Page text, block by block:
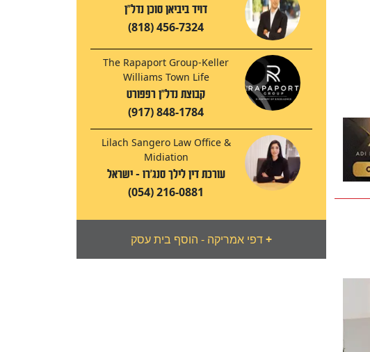
דויד ביביאן סוכן נדל"ן
(818) 456-7324
The Rapaport Group-Keller
Williams Town Life
קבוצת נדל"ן רפפורט
(917) 848-1784
Lilach Sangero Law Office &
Midiation
עורכת דין לילך סנג'רו - ישראל
(054) 216-0881
דפי אמריקה - הוסף בית עסק+